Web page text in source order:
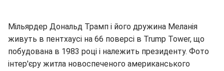
Мільярдер Дональд Трамп і його дружина Меланія
живуть в пентхаусі на 66 поверсі в Trump Tower, що
побудована в 1983 році і належить президенту. Фото
інтер'єру житла новоспеченого американського